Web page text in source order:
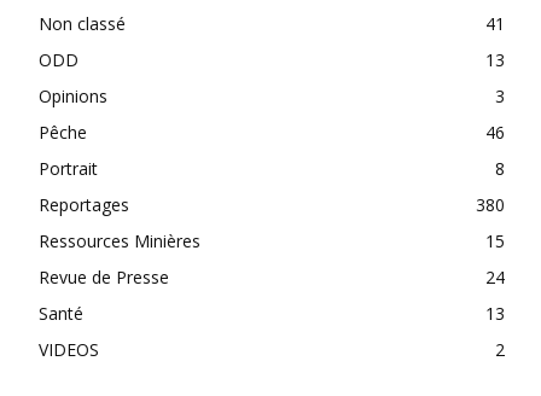
Non classé
41
ODD
13
Opinions
3
Pêche
46
Portrait
8
Reportages
380
Ressources Minières
15
Revue de Presse
24
Santé
13
VIDEOS
2